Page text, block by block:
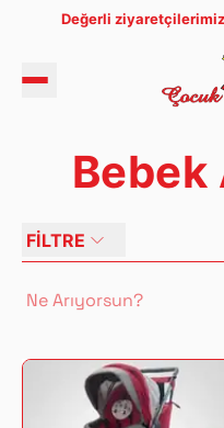
Değerli
Bebek
FİLTRE